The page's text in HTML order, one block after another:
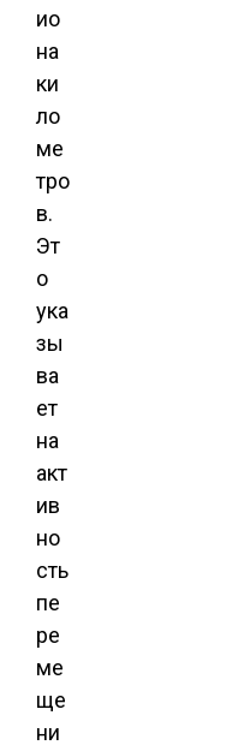
ио
на
ки
ло
ме
тро
в.
Эт
о
ука
зы
ва
ет
на
акт
ив
но
сть
пе
ре
ме
ще
ни